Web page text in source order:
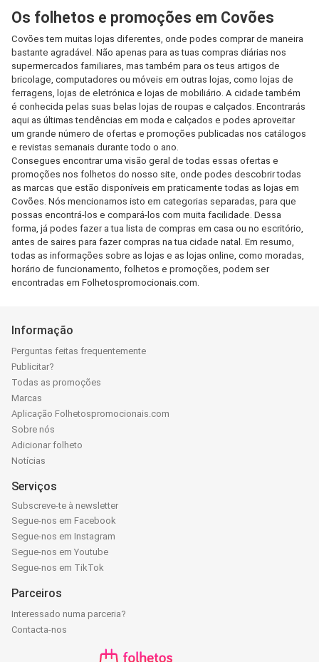
Os folhetos e promoções em Covões
Covões tem muitas lojas diferentes, onde podes comprar de maneira
bastante agradável. Não apenas para as tuas compras diárias nos
supermercados familiares, mas também para os teus artigos de
bricolage, computadores ou móveis em outras lojas, como lojas de
ferragens, lojas de eletrónica e lojas de mobiliário. A cidade também
é conhecida pelas suas belas lojas de roupas e calçados. Encontrarás
aqui as últimas tendências em moda e calçados e podes aproveitar
um grande número de ofertas e promoções publicadas nos catálogos
e revistas semanais durante todo o ano.
Consegues encontrar uma visão geral de todas essas ofertas e
promoções nos folhetos do nosso site, onde podes descobrir todas
as marcas que estão disponíveis em praticamente todas as lojas em
Covões. Nós mencionamos isto em categorias separadas, para que
possas encontrá-los e compará-los com muita facilidade. Dessa
forma, já podes fazer a tua lista de compras em casa ou no escritório,
antes de saires para fazer compras na tua cidade natal. Em resumo,
todas as informações sobre as lojas e as lojas online, como moradas,
horário de funcionamento, folhetos e promoções, podem ser
encontradas em Folhetospromocionais.com.
Informação
Perguntas feitas frequentemente
Publicitar?
Todas as promoções
Marcas
Aplicação Folhetospromocionais.com
Sobre nós
Adicionar folheto
Notícias
Serviços
Subscreve-te à newsletter
Segue-nos em Facebook
Segue-nos em Instagram
Segue-nos em Youtube
Segue-nos em TikTok
Parceiros
Interessado numa parceria?
Contacta-nos